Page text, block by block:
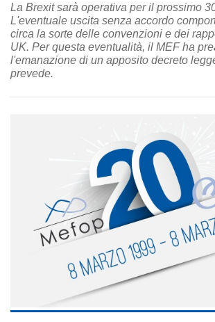
La Brexit sarà operativa per il prossimo
L'eventuale uscita senza accordo
circa la sorte delle convenzioni e dei
UK. Per questa eventualità, il MEF ha
l'emanazione di un apposito decreto
prevede.